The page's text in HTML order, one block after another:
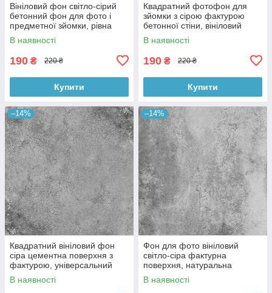
Вініловий фон світло-сірий
бетонний фон для фото і
предметної зйомки, рівна
текстура, 60x60 см, №550674
В наявності
190 ₴ 220 ₴
Купити
Квадратний фотофон для
зйомки з сірою фактурою
бетонної стіни, вініловий
60x60 см , №550152
В наявності
190 ₴ 220 ₴
Купити
–14%
Квадратний вініловий фон
сіра цементна поверхня з
фактурою, універсальний
фотофон для зйомки 60x60
см, №550659
В наявності
–14%
Фон для фото вініловий
світло-сіра фактурна
поверхня, натуральна
бетонна текстура, 60x60 см,
№550413
В наявності